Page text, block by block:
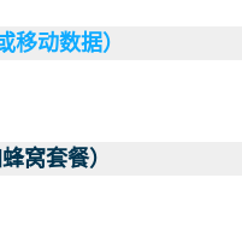
动数据）
窝套餐）